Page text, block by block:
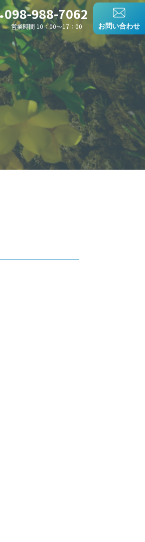
098-988-7062
営業時間 10：00〜17：00 お問い合わせ